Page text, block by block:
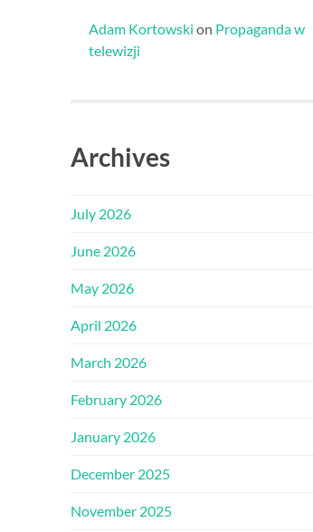
Adam Kortowski on Propaganda w
telewizji
Archives
July 2026
June 2026
May 2026
April 2026
March 2026
February 2026
January 2026
December 2025
November 2025